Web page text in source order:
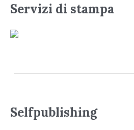
Servizi di stampa
Selfpublishing